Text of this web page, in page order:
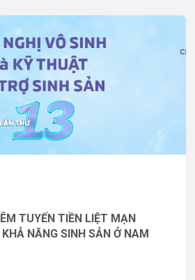
TUYẾN TIỀN LIỆT MẠN
NĂNG SINH SẢN Ở NAM